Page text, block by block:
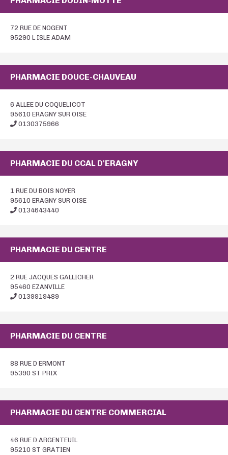
72 RUE DE NOGENT
95290 L ISLE ADAM
PHARMACIE DOUCE-CHAUVEAU
6 ALLEE DU COQUELICOT
95610 ERAGNY SUR OISE
0130375966
PHARMACIE DU CCAL D'ERAGNY
1 RUE DU BOIS NOYER
95610 ERAGNY SUR OISE
0134643440
PHARMACIE DU CENTRE
2 RUE JACQUES GALLICHER
95460 EZANVILLE
0139919489
PHARMACIE DU CENTRE
88 RUE D ERMONT
95390 ST PRIX
PHARMACIE DU CENTRE COMMERCIAL
46 RUE D ARGENTEUIL
95210 ST GRATIEN